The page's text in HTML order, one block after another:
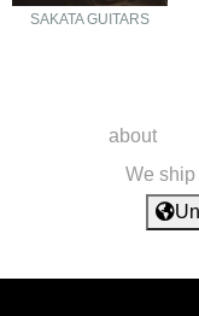
SAKATA GUITARS
about
We